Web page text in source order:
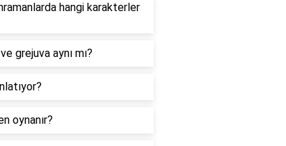
hangi karakterler
grejuva aynı mı?
oynanır?